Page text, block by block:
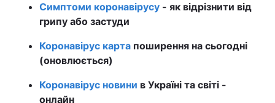
Симптоми коронавірусу - як відрізнити від
грипу або застуди
Коронавірус карта поширення на сьогодні
(оновлюється)
Коронавірус новини в Україні та світі -
онлайн